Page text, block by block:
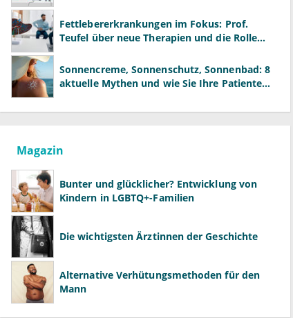
Fettlebererkrankungen im Fokus: Prof.
Teufel über neue Therapien und die Rolle
Sonnencreme, Sonnenschutz, Sonnenbad: 8
aktuelle Mythen und wie Sie Ihre Patienten
Magazin
Bunter und glücklicher? Entwicklung von
Kindern in LGBTQ+-Familien
Die wichtigsten Ärztinnen der Geschichte
Alternative Verhütungsmethoden für den
Mann